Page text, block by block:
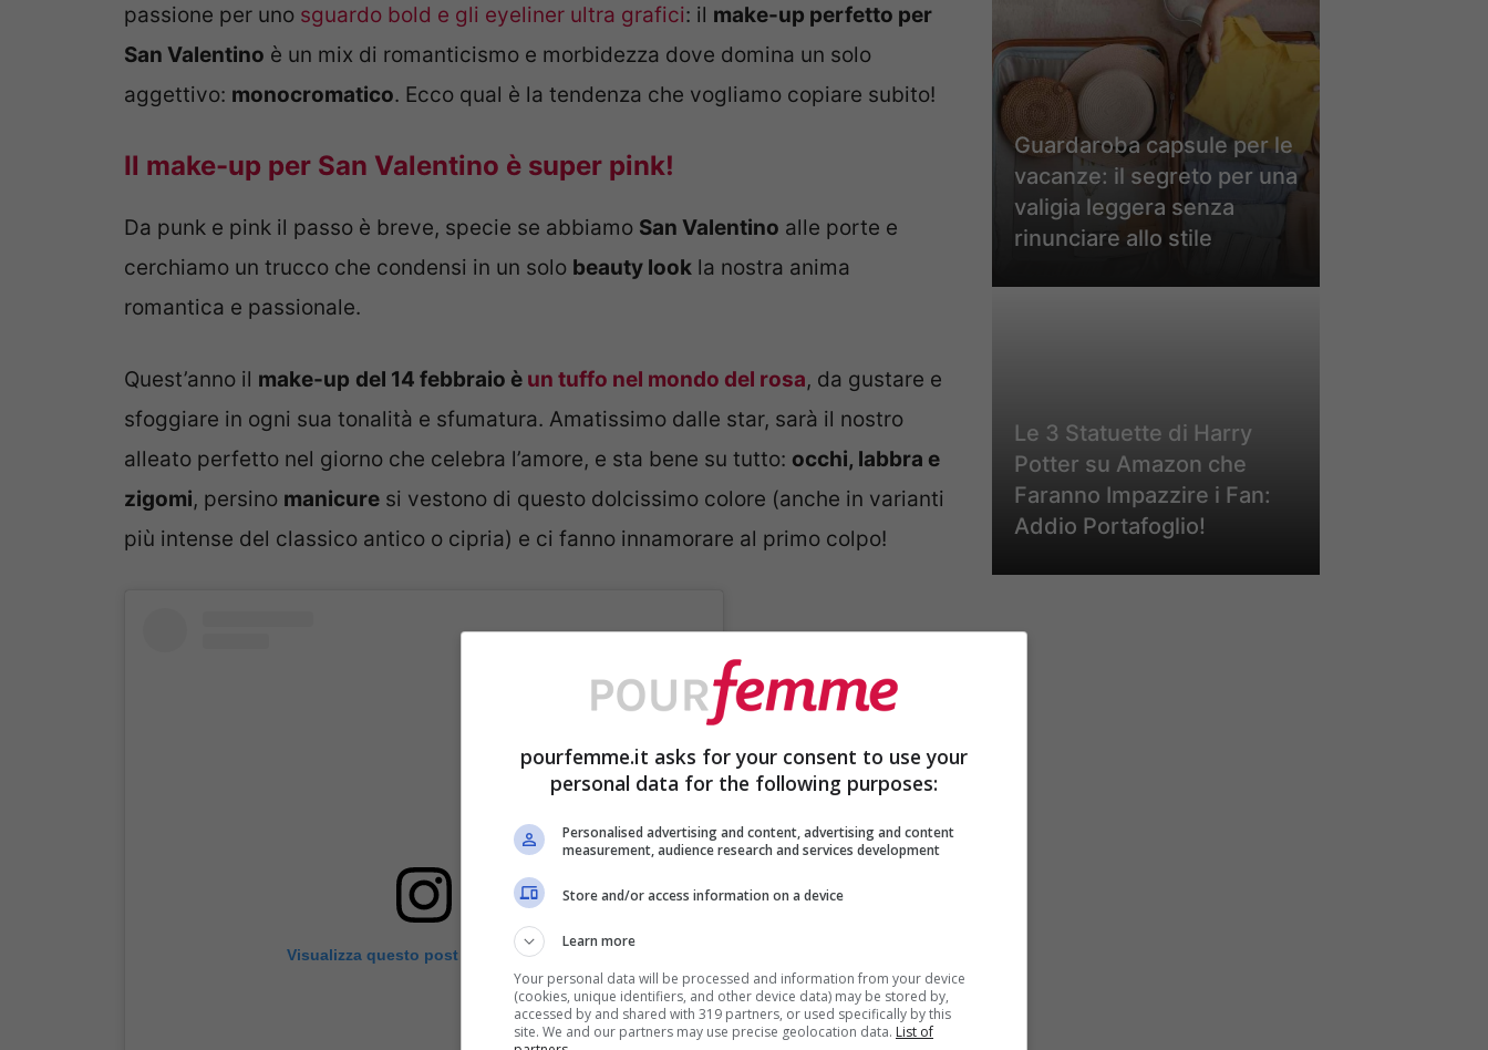
passione per uno sguardo bold e gli eyeliner ultra grafici: il make-up perfetto per
San Valentino è un mix di romanticismo e morbidezza dove domina un solo
aggettivo: monocromatico. Ecco qual è la tendenza che vogliamo copiare subito!
Il make-up per San Valentino è super pink!
Da punk e pink il passo è breve, specie se abbiamo San Valentino alle porte e
cerchiamo un trucco che condensi in un solo beauty look la nostra anima
romantica e passionale.
Quest’anno il make-up del 14 febbraio è un tuffo nel mondo del rosa, da gustare e
sfoggiare in ogni sua tonalità e sfumatura. Amatissimo dalle star, sarà il nostro
alleato perfetto nel giorno che celebra l’amore, e sta bene su tutto: occhi, labbra e
zigomi, persino manicure si vestono di questo dolcissimo colore (anche in varianti
più intense del classico antico o cipria) e ci fanno innamorare al primo colpo!
Visualizza questo post su Instagram
Guardaroba capsule per le
vacanze: il segreto per una
valigia leggera senza
rinunciare allo stile
Le 3 Statuette di Harry
Potter su Amazon che
Faranno Impazzire i Fan:
Addio Portafoglio!
pourfemme.it asks for your consent to use your
personal data for the following purposes:
Personalised advertising and content, advertising and content
measurement, audience research and services development
Store and/or access information on a device
Learn more
Your personal data will be processed and information from your device
(cookies, unique identifiers, and other device data) may be stored by,
accessed by and shared with 319 partners, or used specifically by this
site. We and our partners may use precise geolocation data. List of